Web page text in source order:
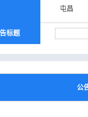
屯昌
标题
公